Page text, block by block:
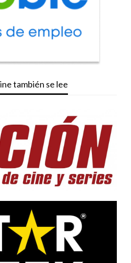
también se lee